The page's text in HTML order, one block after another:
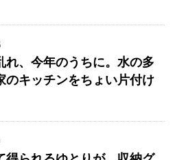
れ、今年のうちに。水の多
のキッチンをちょい片付け